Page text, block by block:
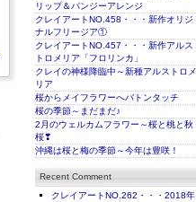
リップ＆パンジーアレンジ
クレイアートNO.458・・・新作オリジ
ナルフリージア①
クレイアートNO.457・・・新作アルス
トロメリア「フロリンカ」
クレイの神様降臨中～新種アルストロメ
リア
桜からメイフラワーへバトンタッチ
桜の季節～まだまだ♪
2月のウェルカムフラワー～桜と桃と秋
桜❣
沖縄は桜と梅の季節～今年は豊咲！
Recent Comment
クレイアートNO.262・・・2018年